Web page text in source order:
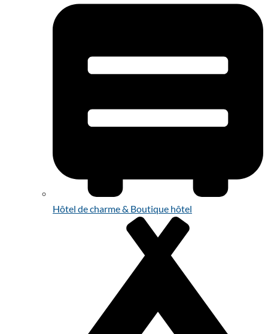
Hôtel de charme & Boutique hôtel